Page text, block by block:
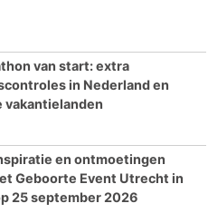
van start: extra
in Nederland en
vakantielanden
en ontmoetingen
Geboorte Event Utrecht in
25 september 2026